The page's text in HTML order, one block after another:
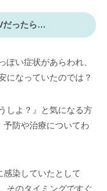
だったら…
ぽい症状があらわれ、
になっていたのでは？
しよ？』
と気になる方
予防や治療についてわ
染していたとして
そのタイミングですぐ